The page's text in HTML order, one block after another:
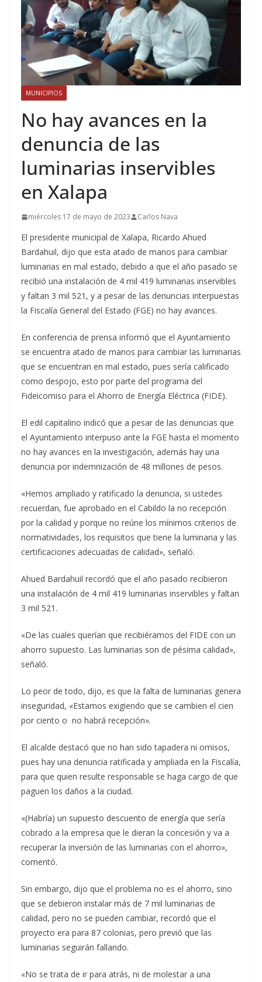
MUNICIPIOS
No hay avances en la
denuncia de las
luminarias inservibles
en Xalapa
miércoles 17 de mayo de 2023 Carlos Nava
El presidente municipal de Xalapa, Ricardo Ahued
Bardahuil, dijo que esta atado de manos para cambiar
luminarias en mal estado, debido a que el año pasado se
recibió una instalación de 4 mil 419 luminarias inservibles
y faltan 3 mil 521, y a pesar de las denuncias interpuestas
la Fiscalía General del Estado (FGE) no hay avances.
En conferencia de prensa informó que el Ayuntamiento
se encuentra atado de manos para cambiar las luminarias
que se encuentran en mal estado, pues sería calificado
como despojo, esto por parte del programa del
Fideicomiso para el Ahorro de Energía Eléctrica (FIDE).
El edil capitalino indicó que a pesar de las denuncias que
el Ayuntamiento interpuso ante la FGE hasta el momento
no hay avances en la investigación, además hay una
denuncia por indemnización de 48 millones de pesos.
«Hemos ampliado y ratificado la denuncia, si ustedes
recuerdan, fue aprobado en el Cabildo la no recepción
por la calidad y porque no reúne los mínimos criterios de
normatividades, los requisitos que tiene la luminaria y las
certificaciones adecuadas de calidad», señaló.
Ahued Bardahuil recordó que el año pasado recibieron
una instalación de 4 mil 419 luminarias inservibles y faltan
3 mil 521.
«De las cuales querían que recibiéramos del FIDE con un
ahorro supuesto. Las luminarias son de pésima calidad»,
señaló.
Lo peor de todo, dijo, es que la falta de luminarias genera
inseguridad, «Estamos exigiendo que se cambien el cien
por ciento o no habrá recepción».
El alcalde destacó que no han sido tapadera ni omisos,
pues hay una denuncia ratificada y ampliada en la Fiscalía,
para que quien resulte responsable se haga cargo de que
paguen los daños a la ciudad.
«(Habría) un supuesto descuento de energía que sería
cobrado a la empresa que le dieran la concesión y va a
recuperar la inversión de las luminarias con el ahorro»,
comentó.
Sin embargo, dijo que el problema no es el ahorro, sino
que se debieron instalar más de 7 mil luminarias de
calidad, pero no se pueden cambiar, recordó que el
proyecto era para 87 colonias, pero previó que las
luminarias seguirán fallando.
«No se trata de ir para atrás, ni de molestar a una